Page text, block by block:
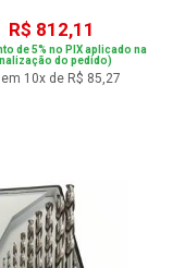
R$ 812,11
de 5% no PIX aplicado na
do pedido)
10x de R$ 85,27